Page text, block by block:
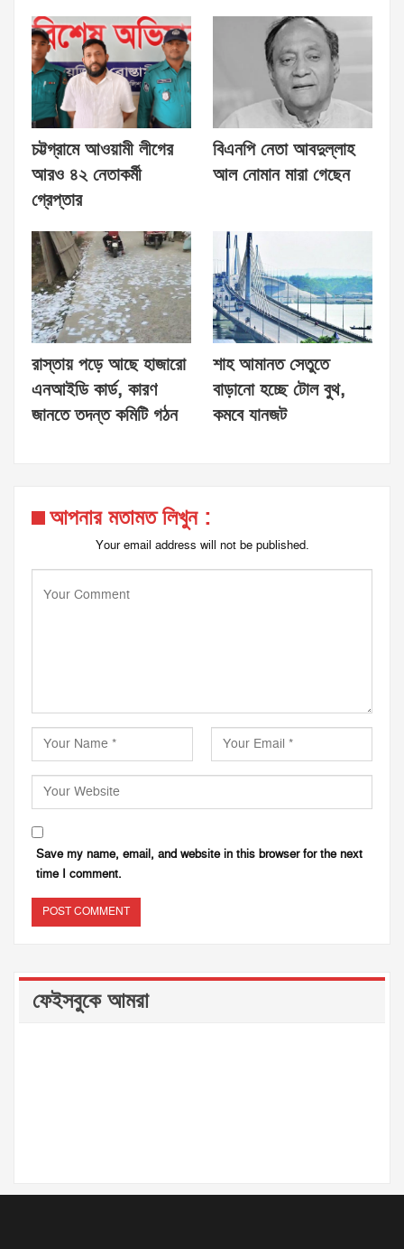
চট্টগ্রামে আওয়ামী লীগের
আরও ৪২ নেতাকর্মী
গ্রেপ্তার
বিএনপি নেতা আবদুল্লাহ
আল নোমান মারা গেছেন
রাস্তায় পড়ে আছে হাজারো
এনআইডি কার্ড, কারণ
জানতে তদন্ত কমিটি গঠন
শাহ আমানত সেতুতে
বাড়ানো হচ্ছে টোল বুথ,
কমবে যানজট
আপনার মতামত লিখুন :
Your email address will not be published.
Save my name, email, and website in this browser for the next
time I comment.
ফেইসবুকে আমরা